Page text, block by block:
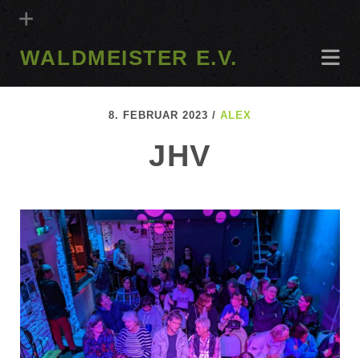
WALDMEISTER E.V.
8. FEBRUAR 2023 /ALEX
JHV